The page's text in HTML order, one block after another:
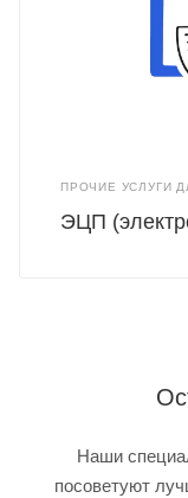
ПРОЧИЕ УСЛУГИ
ЭЦП
Наши
посоветуют